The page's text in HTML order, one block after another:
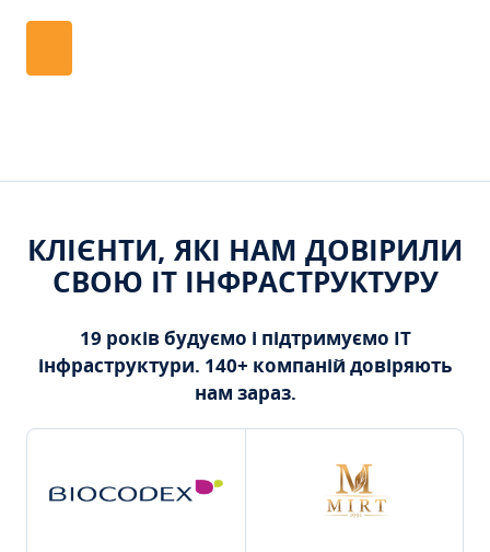
КЛІЄНТИ, ЯКІ НАМ ДОВІРИЛИ
СВОЮ ІТ ІНФРАСТРУКТУРУ
19 років будуємо і підтримуємо ІТ
інфраструктури. 140+ компаній довіряють
нам зараз.